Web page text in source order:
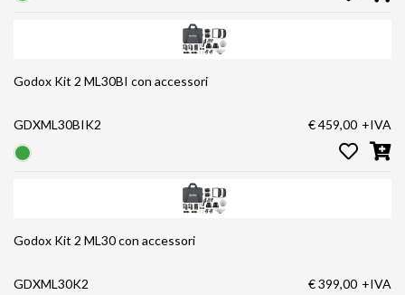
Godox Kit 2 ML30BI con accessori
GDXML30BIK2 € 459,00 +IVA
Godox Kit 2 ML30 con accessori
GDXML30K2 € 399,00 +IVA